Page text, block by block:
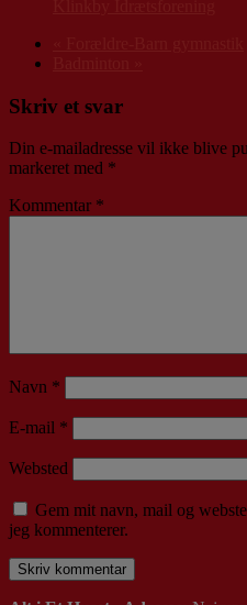
Skriv et svar
Din e-mailadresse vil ikke blive
markeret med *
Kommentar *
Navn *
E-mail *
Websted
Gem mit navn, mail og
jeg kommenterer.